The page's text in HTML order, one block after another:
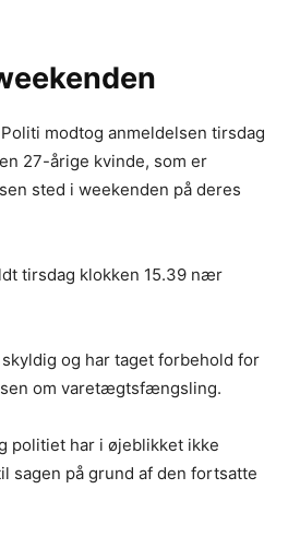
modtog anmeldelsen tirsdag
27-årige kvinde, som er
sted i weekenden på deres
tirsdag klokken 15.39 nær
og har taget forbehold for
om varetægtsfængsling.
politiet har i øjeblikket ikke
sagen på grund af den fortsatte